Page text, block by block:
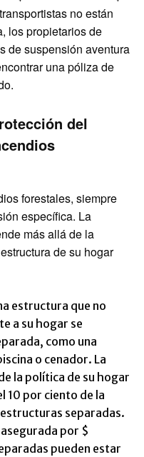
no están
los propietarios de
de suspensión aventura
una póliza de
del
forestales, siempre
específica. La
más allá de la
de su hogar
estructura que no
a su hogar se
como una
o cenador. La
la política de su hogar
10 por ciento de la
separadas.
por $
pueden estar